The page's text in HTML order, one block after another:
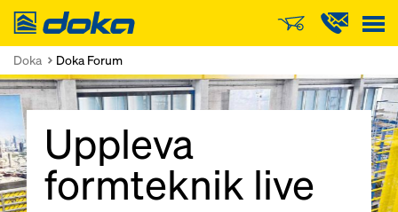
Doka
Doka Doka Forum
Uppleva
formteknik live